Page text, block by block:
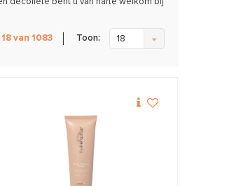
decolleté bent u van harte welkom bij
18 van 1083 Toon: 18